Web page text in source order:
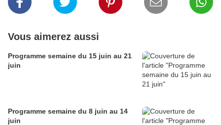
Vous aimerez aussi
Programme semaine du 15 juin au 21
juin
Programme semaine du 8 juin au 14
juin